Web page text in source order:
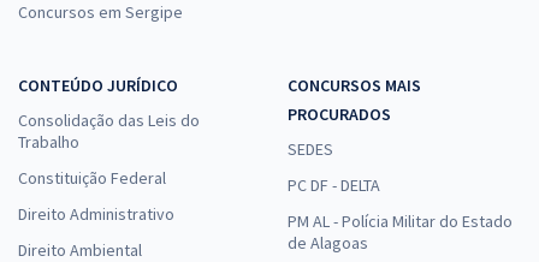
Concursos em Sergipe
CONTEÚDO JURÍDICO
Consolidação das Leis do
Trabalho
Constituição Federal
Direito Administrativo
Direito Ambiental
CONCURSOS MAIS
PROCURADOS
SEDES
PC DF - DELTA
PM AL - Polícia Militar do Estado
de Alagoas